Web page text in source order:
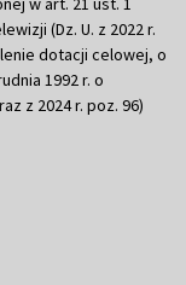
(Dz. U. z 2022 r.
dotacji celowej, o
1992 r. o
z 2024 r. poz. 96)